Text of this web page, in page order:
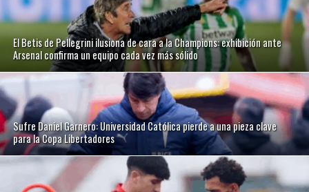
El Betis de Pellegrini ilusiona de cara a la Champions: exhibición ante
Arsenal confirma un equipo cada vez más sólido
Sufre Daniel Garnero: Universidad Católica pierde a una pieza clave
para la Copa Libertadores